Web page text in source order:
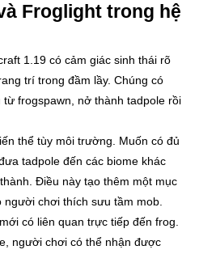
Froglight trong hệ
1.19 có cảm giác sinh thái rõ
trí trong đầm lầy. Chúng có
frogspawn, nở thành tadpole rồi
thể tùy môi trường. Muốn có đủ
tadpole đến các biome khác
Điều này tạo thêm một mục
chơi thích sưu tầm mob.
có liên quan trực tiếp đến frog.
người chơi có thể nhận được